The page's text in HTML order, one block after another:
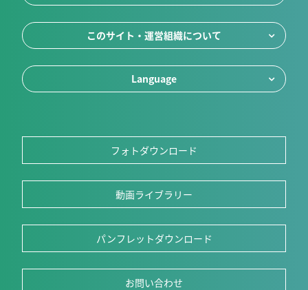
このサイト・運営組織について
Language
フォトダウンロード
動画ライブラリー
パンフレットダウンロード
お問い合わせ